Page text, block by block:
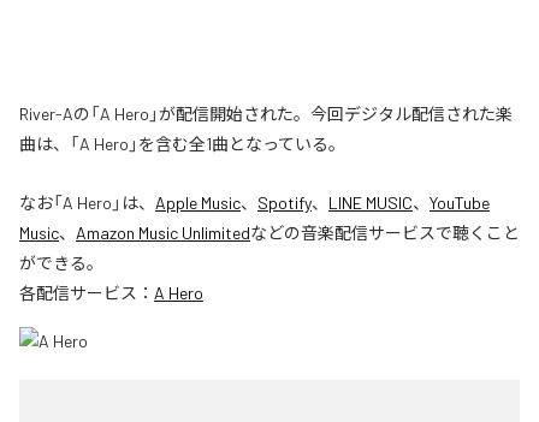
River-Aの「A Hero」が配信開始された。今回デジタル配信された楽
曲は、「A Hero」を含む全1曲となっている。
なお「A Hero 」は、 Apple Music、 Spotify、 LINE MUSIC、 YouTube
Music、 Amazon Music Unlimitedなどの音楽配信サービスで聴くこと
ができる。
各配信サービス： A Hero